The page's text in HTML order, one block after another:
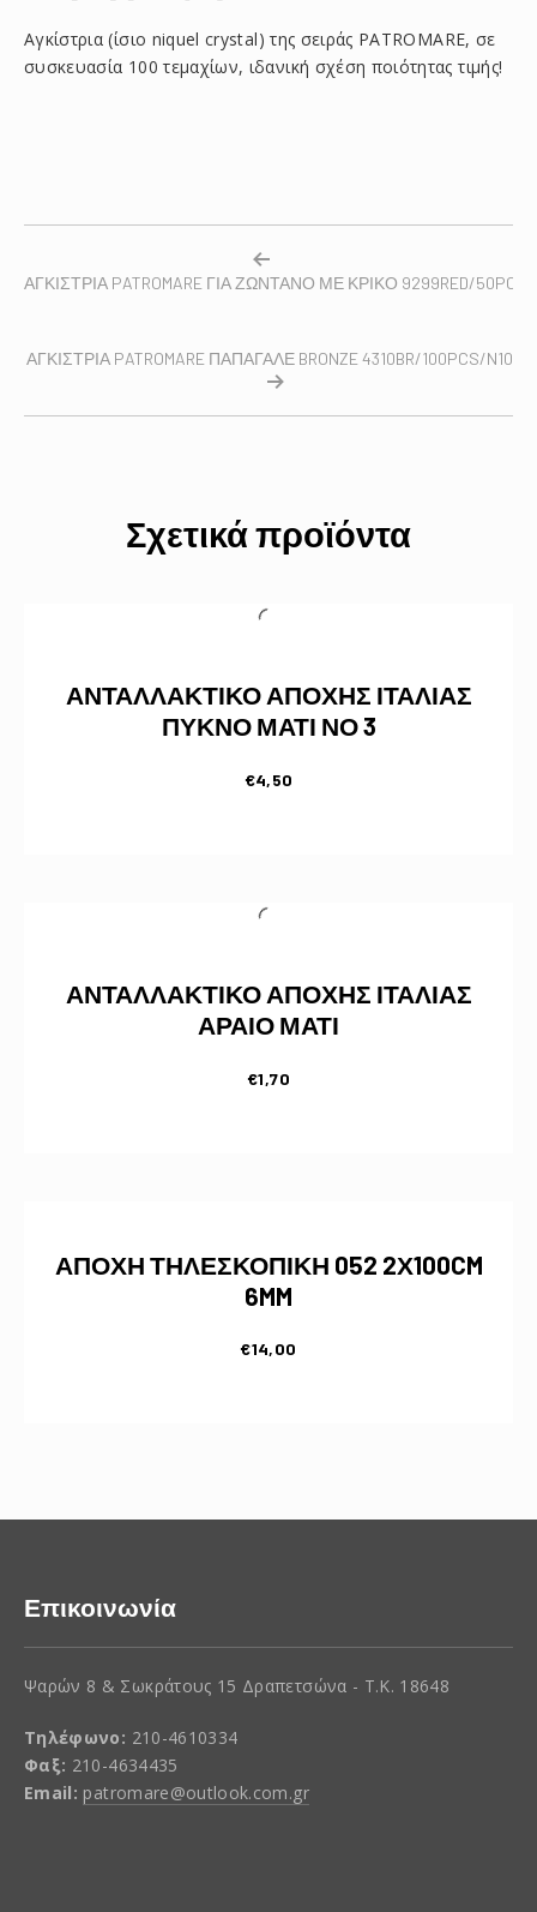
Αγκίστρια (ίσιο niquel crystal) της σειράς PATROMARE, σε
συσκευασία 100 τεμαχίων, ιδανική σχέση ποιότητας τιμής!
ΑΓΚΙΣΤΡΙΑ PATROMARE ΓΙΑ ΖΩΝΤΑΝΟ ΜΕ ΚΡΙΚΟ 9299RED/
ΑΓΚΙΣΤΡΙΑ PATROMARE ΠΑΠΑΓΑΛΕ BRONZE 4310BR/100PCS/N10
Σχετικά προϊόντα
ΑΝΤΑΛΛΑΚΤΙΚΟ ΑΠΟΧΗΣ ΙΤΑΛΙΑΣ
ΠΥΚΝΟ ΜΑΤΙ ΝΟ 3
€4,50
ΑΝΤΑΛΛΑΚΤΙΚΟ ΑΠΟΧΗΣ ΙΤΑΛΙΑΣ
ΑΡΑΙΟ ΜΑΤΙ
€1,70
ΑΠΟΧΗ ΤΗΛΕΣΚΟΠΙΚΗ 052 2Χ100CM
6MM
€14,00
Επικοινωνία
Ψαρών 8 & Σωκράτους 15 Δραπετσώνα - Τ.Κ. 18648
Τηλέφωνο: 210-4610334
Φαξ: 210-4634435
Email: patromare@outlook.com.gr